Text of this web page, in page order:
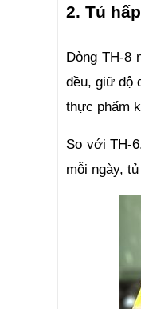
2. Tủ
Dòng TH-8
đều, giữ độ
thực phẩm
So với TH-
mỗi ngày,